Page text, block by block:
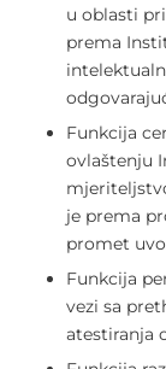
u oblasti
prema
Funkcija
ovlaštenju
je prema
promet
Funkcija
vezi sa
atestiranja